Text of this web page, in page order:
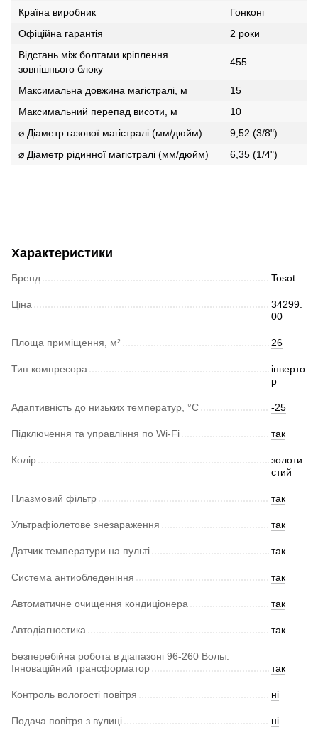
Країна виробник
Гонконг
Офіційна гарантія
2 роки
Відстань між болтами кріплення
зовнішнього блоку
455
Максимальна довжина магістралі, м
15
Максимальний перепад висоти, м
10
⌀ Діаметр газової магістралі (мм/дюйм)
9,52 (3/8")
⌀ Діаметр рідинної магістралі (мм/дюйм)
6,35 (1/4")
Характеристики
Бренд Tosot
Ціна
34299.
00
Площа приміщення, м² 26
Тип компресора
інверто
р
Адаптивність до низьких температур, °С -25
Підключення та управління по Wi-Fi так
Колір
золоти
стий
Плазмовий фільтр так
Ультрафіолетове знезараження так
Датчик температури на пульті так
Система антиобледеніння так
Автоматичне очищення кондиціонера так
Автодіагностика так
Безперебійна робота в діапазоні 96-260 Вольт.
Інноваційний трансформатор
так
Контроль вологості повітря ні
Подача повітря з вулиці ні